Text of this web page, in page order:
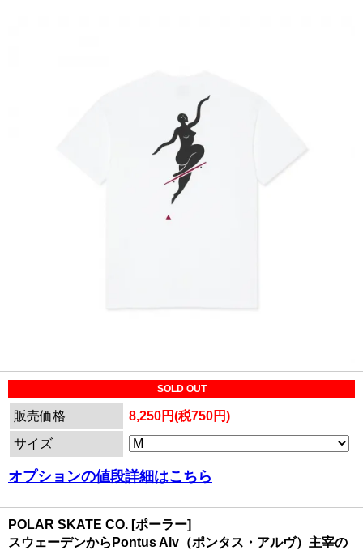
SOLD OUT
販売価格
8,250円(税750円)
サイズ
オプションの値段詳細はこちら
POLAR SKATE CO. [ポーラー]
スウェーデンからPontus Alv（ポンタス・アルヴ）主宰の